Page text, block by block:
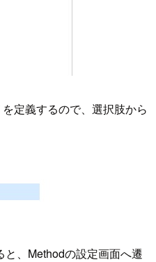
を定義するので、選択肢から
、Methodの設定画面へ遷